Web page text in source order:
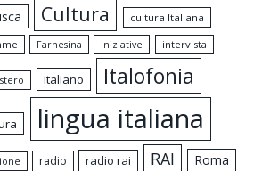
Cultura
cultura Italiana
Farnesina iniziative intervista
italiano Italofonia
lingua italiana
radio radio rai RAI
Roma